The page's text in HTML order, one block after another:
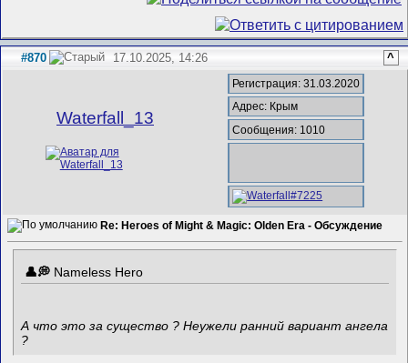
#870 17.10.2025, 14:26 ^
Waterfall_13
Регистрация: 31.03.2020
Адрес: Крым
Сообщения: 1010
Re: Heroes of Might & Magic: Olden Era - Обсуждение
Nameless Hero
А что это за существо ? Неужели ранний вариант ангела
?